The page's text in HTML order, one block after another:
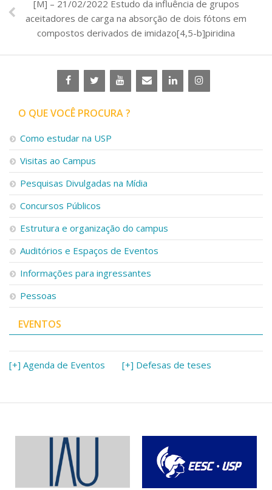
[M] – 21/02/2022 Estudo da influência de grupos
aceitadores de carga na absorção de dois fótons em
compostos derivados de imidazo[4,5-b]piridina
O QUE VOCÊ PROCURA ?
Como estudar na USP
Visitas ao Campus
Pesquisas Divulgadas na Mídia
Concursos Públicos
Estrutura e organização do campus
Auditórios e Espaços de Eventos
Informações para ingressantes
Pessoas
EVENTOS
[+] Agenda de Eventos [+] Defesas de teses